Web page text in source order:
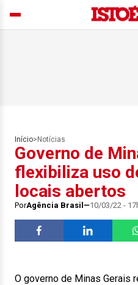
Início> Notícias
Governo de
flexibiliza uso
locais abertos
PorAgência Brasil 10/03/22 -
O governo de Minas Gerais